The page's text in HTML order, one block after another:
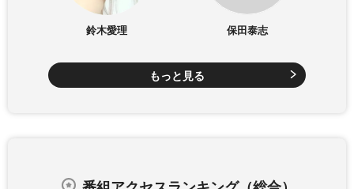
鈴木愛理 保田泰志
もっと見る